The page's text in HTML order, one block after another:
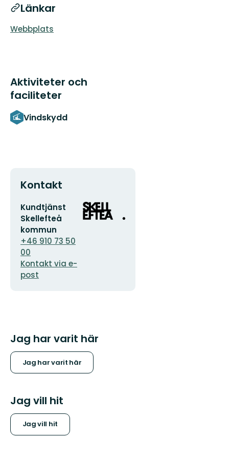
Länkar
Webbplats
Aktiviteter och
faciliteter
Vindskydd
Kontakt
E-
postadress
Kundtjänst
Skellefteå
kommun
+46 910 73 50
00
Kontakt via e-
post
Organisationens
logotyp
Jag har varit här
Jag har varit här
Jag vill hit
Jag vill hit